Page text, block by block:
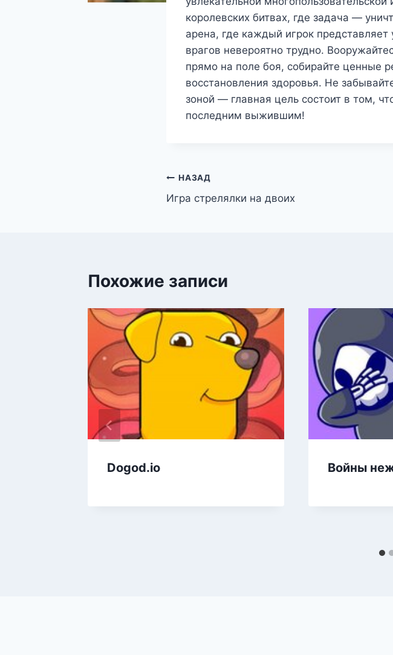
королевских битвах, где задача —
арена, где каждый игрок
врагов невероятно трудно.
прямо на поле боя, собирайте ценные
восстановления здоровья. Не
зоной — главная цель состоит в том,
последним выжившим!
Навигация
по
НАЗАД
Игра стрелялки на двоих
Похожие записи
Dogod.io Войны